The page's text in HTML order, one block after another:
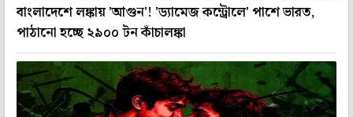
বাংলাদেশে লঙ্কায় 'আগুন'! 'ড্যামেজ কন্ট্রোলে' পাশে ভারত,
পাঠানো হচ্ছে ২৯০০ টন কাঁচালঙ্কা